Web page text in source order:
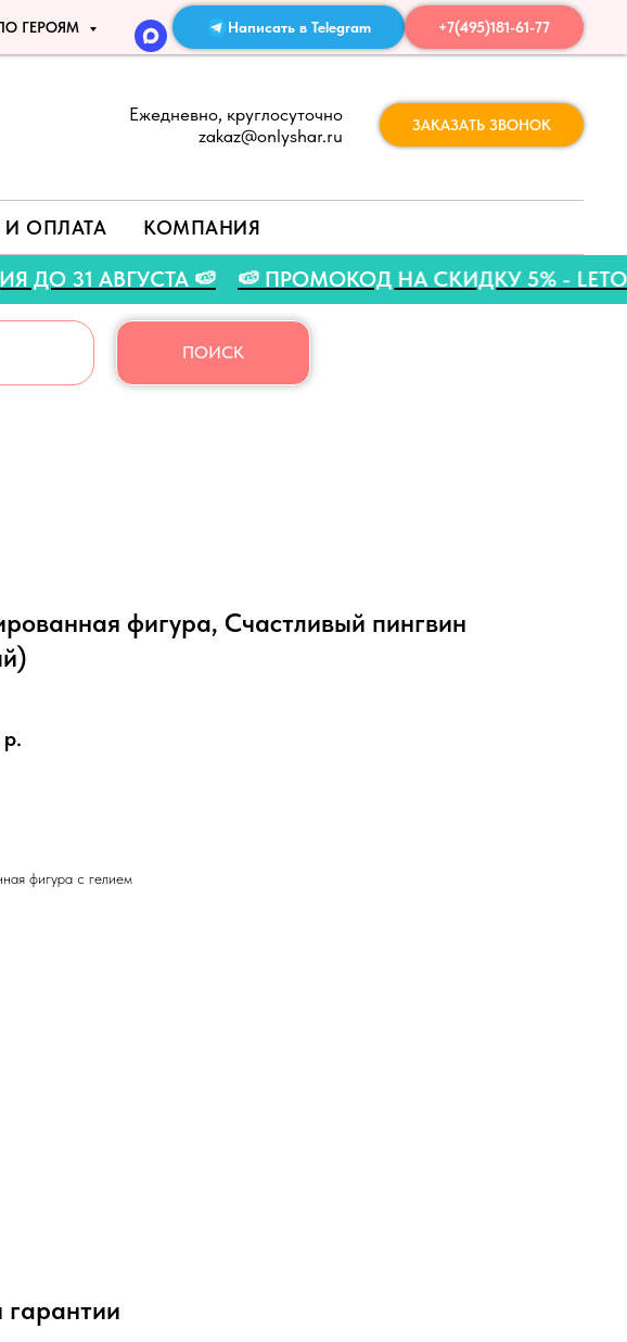
ГЕРОЯМ Написать в Telegram +7(495)181-61-77
Ежедневно, круглосуточно
zakaz@onlyshar.ru
ЗАКАЗАТЬ ЗВОНОК
И ОПЛАТА КОМПАНИЯ
АКЦИЯ ДО 31 АВГУСТА 🍉 🍉 ПРОМОКОД НА СКИДКУ 5% -
ПОИСК
фигура, Счастливый пингвин
р.
фигура с гелием
гарантии